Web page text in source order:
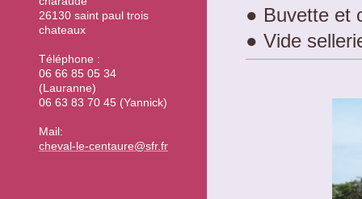
● Buvette et
● Vide
26130 saint paul trois
chateaux
Téléphone :
06 66 85 05 34
(Lauranne)
06 63 83 70 45 (Yannick)
Mail:
cheval-le-centaure@sfr.fr